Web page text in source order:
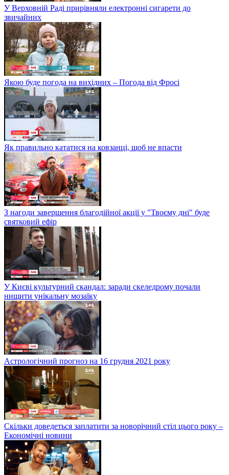
У Верховній Раді прирівняли електронні сигарети до
звичайних
Якою буде погода на вихідних – Погода від Фросі
Як правильно кататися на ковзанці, щоб не впасти
З нагоди завершення благодійної акції у "Твоєму дні" буде
святковий ефір
У Києві культурний скандал: заради скеледрому почали
нищити унікальну мозаїку
Астрологічний прогноз на 16 грудня 2021 року
Скільки доведеться заплатити за новорічний стіл цього року –
Економічні новини